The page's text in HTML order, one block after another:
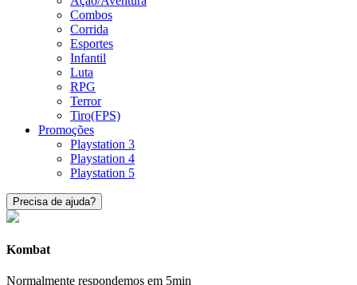
Combos
Corrida
Esportes
Infantil
Luta
RPG
Terror
Tiro(FPS)
Promoções
Playstation 3
Playstation 4
Playstation 5
Precisa de ajuda?
Kombat
Normalmente respondemos em 5min